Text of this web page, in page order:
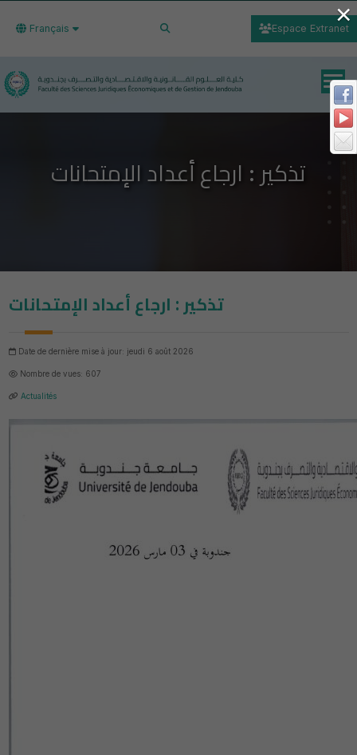
Français Espace Extranet
تذكير : ارجاع أعداد الإمتحانات
تذكير : ارجاع أعداد الإمتحانات
Date de dernière mise à jour: jeudi 6 août 2026
Nombre de vues: 607
Actualités
×